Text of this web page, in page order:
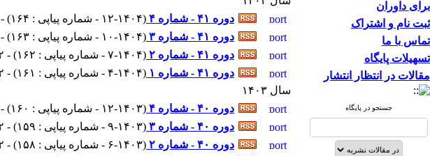
برای داوران
ثبت نام و اشتراک
تماس با ما
تسهیلات پایگاه
مقالات در انتظار انتشار
جستجو در پایگاه
دوره ۴۱ - شماره ۴
(۱۲-۱۴۰۴ - شماره پیاپی : ۱۶۴
) - ۱۲ مقاله
دوره ۴۱ - شماره ۳
(۱۰-۱۴۰۴ - شماره پیاپی : ۱۶۳
) - ۱۲ مقاله
دوره ۴۱ - شماره ۲
(۷-۱۴۰۴ - شماره پیاپی : ۱۶۲
) - ۱۲ مقاله
دوره ۴۱ - شماره ۱
(۴-۱۴۰۴ - شماره پیاپی : ۱۶۱
) - ۱۲ مقاله
سال ۱۴۰۳
دوره ۴۰ - شماره ۴
(۱۲-۱۴۰۳ - شماره پیاپی : ۱۶۰
) - ۱۲ مقاله
دوره ۴۰ - شماره ۳
(۹-۱۴۰۳ - شماره پیاپی : ۱۵۹
) - ۱۲ مقاله
دوره ۴۰ - شماره ۲
(۶-۱۴۰۳ - شماره پیاپی : ۱۵۸
) - ۱۲ مقاله